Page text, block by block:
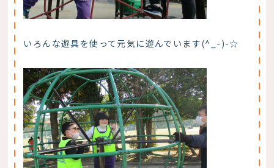
いろんな遊具を使って元気に遊んでいます(^_-)-☆